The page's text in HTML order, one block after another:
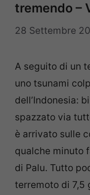
tremendo –
28 Settembre
A seguito di un
uno tsunami
dell’Indonesia:
spazzato via
è arrivato sulle
qualche minuto
di Palu. Tutto
terremoto di 7,5